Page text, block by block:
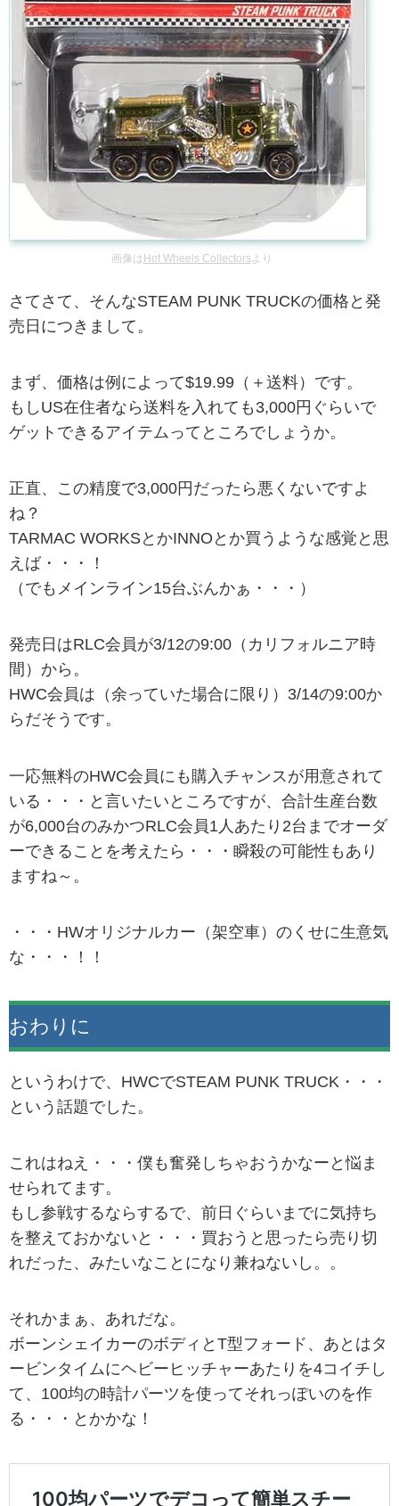
画像は Hot Wheels Collectors より
さてさて、そんなSTEAM PUNK TRUCKの価格と発
売日につきまして。
まず、価格は例によって$19.99（＋送料）です。
もしUS在住者なら送料を入れても3,000円ぐらいで
ゲットできるアイテムってところでしょうか。
正直、この精度で3,000円だったら悪くないですよ
ね？
TARMAC WORKSとかINNOとか買うような感覚と思
えば・・・！
（でもメインライン15台ぶんかぁ・・・）
発売日はRLC会員が3/12の9:00（カリフォルニア時
間）から。
HWC会員は（余っていた場合に限り）3/14の9:00か
らだそうです。
一応無料のHWC会員にも購入チャンスが用意されて
いる・・・と言いたいところですが、合計生産台数
が6,000台のみかつRLC会員1人あたり2台までオーダ
ーできることを考えたら・・・瞬殺の可能性もあり
ますね～。
・・・HWオリジナルカー（架空車）のくせに生意気
な・・・！！
おわりに
というわけで、HWCでSTEAM PUNK TRUCK・・・
という話題でした。
これはねえ・・・僕も奮発しちゃおうかなーと悩ま
せられてます。
もし参戦するならするで、前日ぐらいまでに気持ち
を整えておかないと・・・買おうと思ったら売り切
れだった、みたいなことになり兼ねないし。。
それかまぁ、あれだな。
ボーンシェイカーのボディとT型フォード、あとはタ
ービンタイムにヘビーヒッチャーあたりを4コイチし
て、100均の時計パーツを使ってそれっぽいのを作
る・・・とかかな！